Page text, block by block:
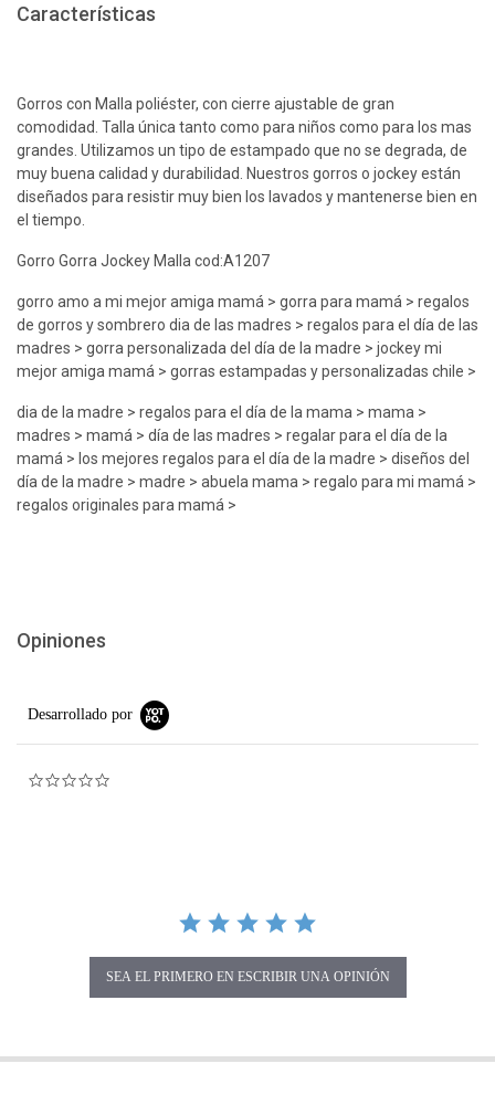
Características
Gorros con Malla poliéster, con cierre ajustable de gran
comodidad. Talla única tanto como para niños como para los mas
grandes. Utilizamos un tipo de estampado que no se degrada, de
muy buena calidad y durabilidad. Nuestros gorros o jockey están
diseñados para resistir muy bien los lavados y mantenerse bien en
el tiempo.
Gorro Gorra Jockey Malla cod:A1207
gorro amo a mi mejor amiga mamá > gorra para mamá > regalos
de gorros y sombrero dia de las madres > regalos para el día de las
madres > gorra personalizada del día de la madre > jockey mi
mejor amiga mamá > gorras estampadas y personalizadas chile >
dia de la madre > regalos para el día de la mama > mama >
madres > mamá > día de las madres > regalar para el día de la
mamá > los mejores regalos para el día de la madre > diseños del
día de la madre > madre > abuela mama > regalo para mi mamá >
regalos originales para mamá >
Opiniones
Desarrollado por
SEA EL PRIMERO EN ESCRIBIR UNA OPINIÓN